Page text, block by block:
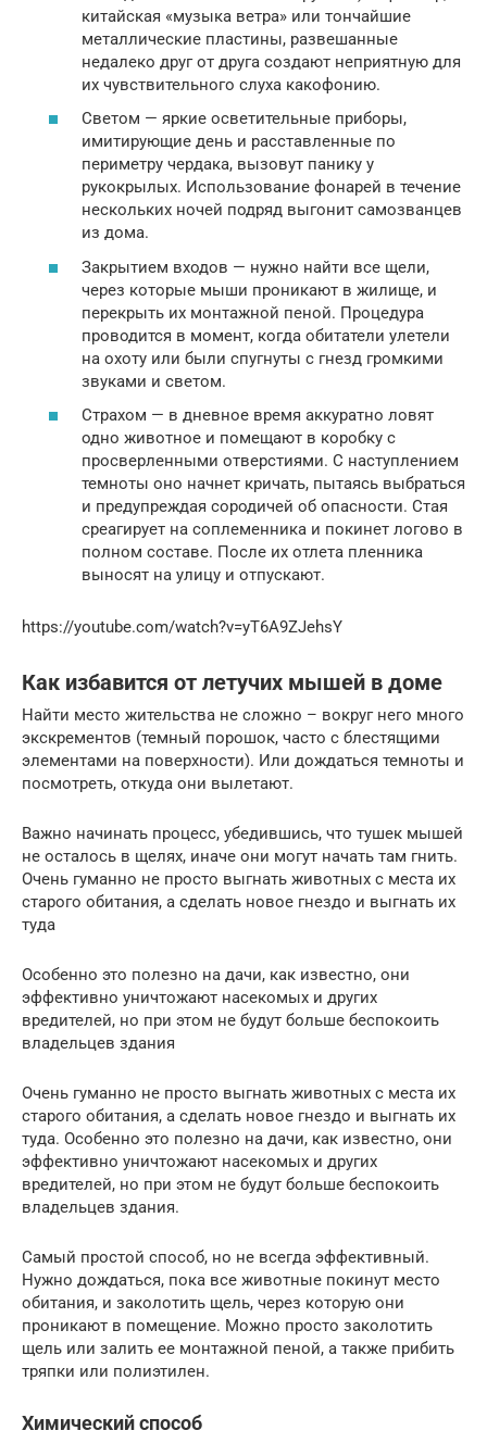
китайская «музыка ветра» или тончайшие
металлические пластины, развешанные
недалеко друг от друга создают неприятную для
их чувствительного слуха какофонию.
Светом — яркие осветительные приборы,
имитирующие день и расставленные по
периметру чердака, вызовут панику у
рукокрылых. Использование фонарей в течение
нескольких ночей подряд выгонит самозванцев
из дома.
Закрытием входов — нужно найти все щели,
через которые мыши проникают в жилище, и
перекрыть их монтажной пеной. Процедура
проводится в момент, когда обитатели улетели
на охоту или были спугнуты с гнезд громкими
звуками и светом.
Страхом — в дневное время аккуратно ловят
одно животное и помещают в коробку с
просверленными отверстиями. С наступлением
темноты оно начнет кричать, пытаясь выбраться
и предупреждая сородичей об опасности. Стая
среагирует на соплеменника и покинет логово в
полном составе. После их отлета пленника
выносят на улицу и отпускают.
https://youtube.com/watch?v=yT6A9ZJehsY
Как избавится от летучих мышей в доме
Найти место жительства не сложно – вокруг него много
экскрементов (темный порошок, часто с блестящими
элементами на поверхности). Или дождаться темноты и
посмотреть, откуда они вылетают.
Важно начинать процесс, убедившись, что тушек мышей
не осталось в щелях, иначе они могут начать там гнить.
Очень гуманно не просто выгнать животных с места их
старого обитания, а сделать новое гнездо и выгнать их
туда
Особенно это полезно на дачи, как известно, они
эффективно уничтожают насекомых и других
вредителей, но при этом не будут больше беспокоить
владельцев здания
Очень гуманно не просто выгнать животных с места их
старого обитания, а сделать новое гнездо и выгнать их
туда. Особенно это полезно на дачи, как известно, они
эффективно уничтожают насекомых и других
вредителей, но при этом не будут больше беспокоить
владельцев здания.
Самый простой способ, но не всегда эффективный.
Нужно дождаться, пока все животные покинут место
обитания, и заколотить щель, через которую они
проникают в помещение. Можно просто заколотить
щель или залить ее монтажной пеной, а также прибить
тряпки или полиэтилен.
Химический способ